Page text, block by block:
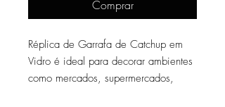
Comprar
Réplica de Garrafa de Catchup em
Vidro é ideal para decorar ambientes
como mercados, supermercados,